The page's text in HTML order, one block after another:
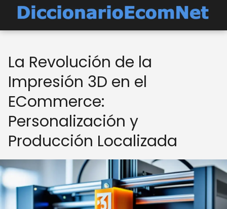
La Revolución de la
Impresión 3D en el
ECommerce:
Personalización y
Producción Localizada